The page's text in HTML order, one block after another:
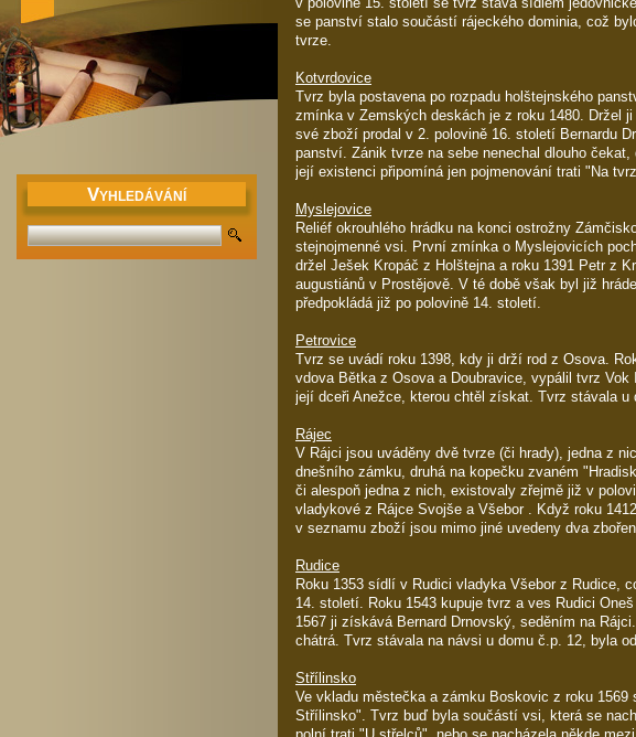
se panství stalo součástí rájeckého dominia, což
tvrze.
Kotvrdovice
Tvrz byla postavena po rozpadu holštejnského
zmínka v Zemských deskách je z roku 1480. Držel
své zboží prodal v 2. polovině 16. století Bernardu
panství. Zánik tvrze na sebe nenechal dlouho
její existenci připomíná jen pojmenování trati "Na
Myslejovice
Reliéf okrouhlého hrádku na konci ostrožny
stejnojmenné vsi. První zmínka o Myslejovicích
držel Ješek Kropáč z Holštejna a roku 1391 Petr z
augustiánů v Prostějově. V té době však byl již
předpokládá již po polovině 14. století.
Petrovice
Tvrz se uvádí roku 1398, kdy ji drží rod z Osova.
vdova Bětka z Osova a Doubravice, vypálil tvrz
její dceři Anežce, kterou chtěl získat. Tvrz stávala u
Rájec
V Rájci jsou uváděny dvě tvrze (či hrady), jedna z
dnešního zámku, druhá na kopečku zvaném
či alespoň jedna z nich, existovaly zřejmě již v
vladykové z Rájce Svojše a Všebor . Když roku
v seznamu zboží jsou mimo jiné uvedeny dva
Rudice
Roku 1353 sídlí v Rudici vladyka Všebor z Rudice,
14. století. Roku 1543 kupuje tvrz a ves Rudici
1567 ji získává Bernard Drnovský, seděním na
chátrá. Tvrz stávala na návsi u domu č.p. 12, byla
Střílinsko
Ve vkladu městečka a zámku Boskovic z roku
Střílinsko". Tvrz buď byla součástí vsi, která se
VYHLEDÁVÁNÍ